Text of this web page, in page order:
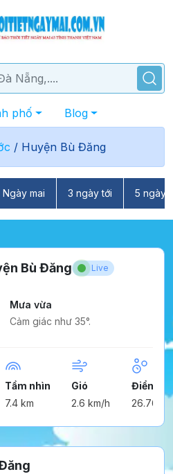
phố Blog
/ Huyện Bù Đăng
Ngày mai 3 ngày tới 5 ngày
Bù Đăng Live
Mưa vừa
Cảm giác như 35°.
Tầm nhìn
7.4 km
Gió
2.6 km/h
Điểm
26.76°